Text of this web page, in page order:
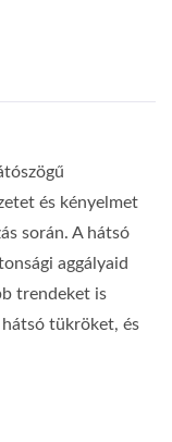
és kényelmet
során. A hátsó
aggályaid
trendeket is
tükröket, és